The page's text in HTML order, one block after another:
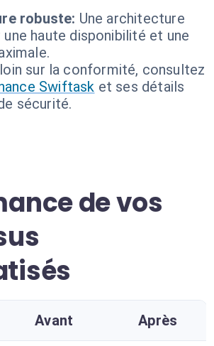
robuste: Une architecture
haute disponibilité et une
sur la conformité, consultez
Swiftask et ses détails
sécurité.
de vos
Avant Après